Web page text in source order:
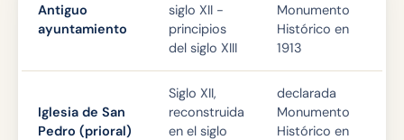
Antiguo
ayuntamiento
siglo XII -
principios
del siglo XIII
Monumento
Histórico en
1913
Iglesia de San
Pedro (prioral)
Siglo XII,
reconstruida
en el siglo
declarada
Monumento
Histórico en